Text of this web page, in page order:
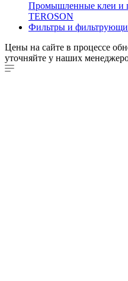
Промышленные клеи и
TEROSON
Фильтры и
Цены на сайте в процессе
уточняйте у наших